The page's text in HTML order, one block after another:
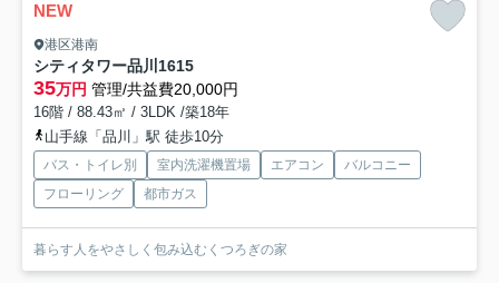
NEW
港区港南
シティタワー品川 1615
35万円 管理/共益費20,000円
16階 / 88.43㎡ / 3LDK /築18年
山手線「品川」駅 徒歩10分
バス・トイレ別 室内洗濯機置場 エアコン
バルコニー
フローリング
都市ガス
暮らす人をやさしく包み込むくつろぎの家